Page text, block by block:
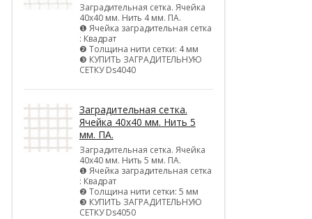
Заградительная сетка. Ячейка
40х40 мм. Нить 4 мм. ПА.
❶ Ячейка заградительная сетка
: Квадрат
❷ Толщина нити сетки: 4 мм
❸ КУПИТЬ ЗАГРАДИТЕЛЬНУЮ
СЕТКУ Ds4040
Заградительная сетка.
Ячейка 40х40 мм. Нить 5
мм. ПА.
Заградительная сетка. Ячейка
40х40 мм. Нить 5 мм. ПА.
❶ Ячейка заградительная сетка
: Квадрат
❷ Толщина нити сетки: 5 мм
❸ КУПИТЬ ЗАГРАДИТЕЛЬНУЮ
СЕТКУ Ds4050